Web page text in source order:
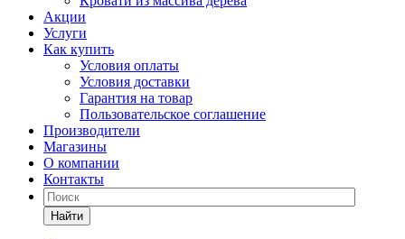
Акции
Услуги
Как купить
Условия оплаты
Условия доставки
Гарантия на товар
Пользовательское соглашение
Производители
Магазины
О компании
Контакты
Найти